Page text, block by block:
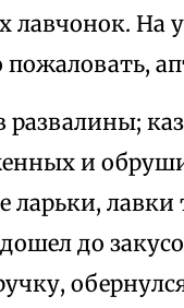
На
и
ларьки,
до